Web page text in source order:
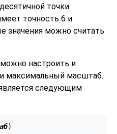
точки.
точность 6 и
значения можно считать
можно настроить и
максимальный масштаб.
следующим
)